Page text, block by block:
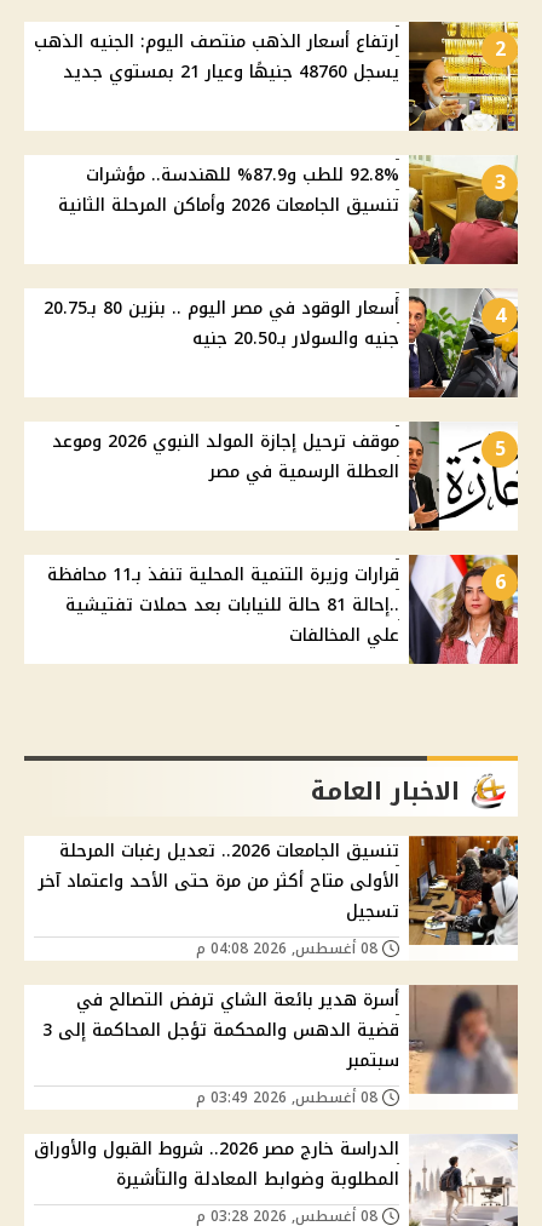
2
ارتفاع أسعار الذهب منتصف اليوم: الجنيه الذهب
يسجل 48760 جنيهًا وعيار 21 بمستوي جديد
3
92.8% للطب و87.9% للهندسة.. مؤشرات
تنسيق الجامعات 2026 وأماكن المرحلة الثانية
4
أسعار الوقود في مصر اليوم .. بنزين 80 بـ20.75
جنيه والسولار بـ20.50 جنيه
5
موقف ترحيل إجازة المولد النبوي 2026 وموعد
العطلة الرسمية في مصر
6
قرارات وزيرة التنمية المحلية تنفذ بـ11 محافظة
..إحالة 81 حالة للنيابات بعد حملات تفتيشية
علي المخالفات
الاخبار العامة
تنسيق الجامعات 2026.. تعديل رغبات المرحلة
الأولى متاح أكثر من مرة حتى الأحد واعتماد آخر
تسجيل
أسرة هدير بائعة الشاي ترفض التصالح في
قضية الدهس والمحكمة تؤجل المحاكمة إلى 3
سبتمبر
الدراسة خارج مصر 2026.. شروط القبول والأوراق
المطلوبة وضوابط المعادلة والتأشيرة